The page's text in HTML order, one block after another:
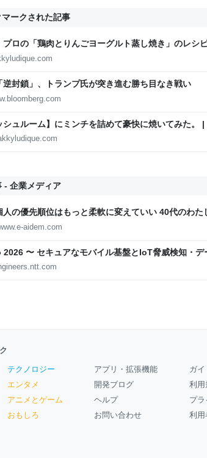
ークされた記事
プロの「鶏肉とりんごヨーグルト蒸し焼き」のレシ
Gakky
逆封鎖」、トランプ氏が突き進む勝ち目なき戦い
シュルーム】にミンチを詰めて豪快に焼いてみた。
Gakky
- 企業メディア
人の優先順位はもっと柔軟に変えていい 40代のわた
いこと - りっすん by イーアイデム
aidem.com
〜 セキュアなモバイル基盤とIoT脅威検知・デ
- NTT docomo Business Engineers' Blog
テクノロジー
エンタメ
アニメとゲーム
おもしろ
アプリ・拡張機能
開発ブログ
ヘルプ
お問い合わせ
ガイ
利用
プ
利用